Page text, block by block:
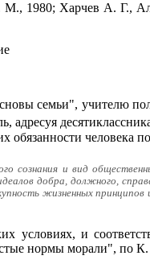
М., 1980; Харчев А. Г.,
семьи", учителю
адресуя
обязанности
сознания и вид
добра, должного,
жизненных
условиях, и
нормы морали", по